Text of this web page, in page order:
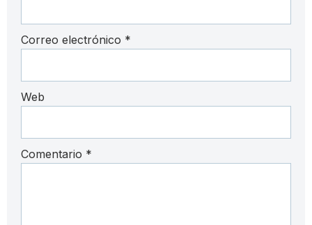
Correo electrónico *
Web
Comentario *